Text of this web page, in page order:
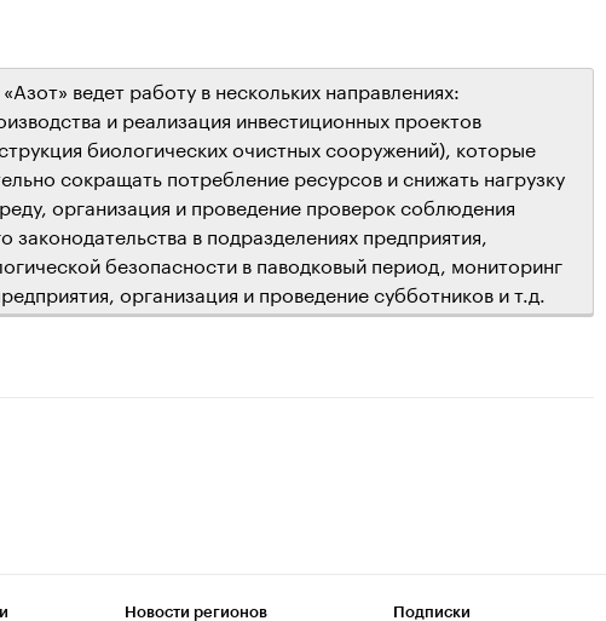
ведет работу в нескольких направлениях:
и реализация инвестиционных проектов
биологических очистных сооружений), которые
сокращать потребление ресурсов и снижать нагрузку
организация и проведение проверок соблюдения
законодательства в подразделениях предприятия,
безопасности в паводковый период, мониторинг
организация и проведение субботников и т.д.
Новости регионов Подписки